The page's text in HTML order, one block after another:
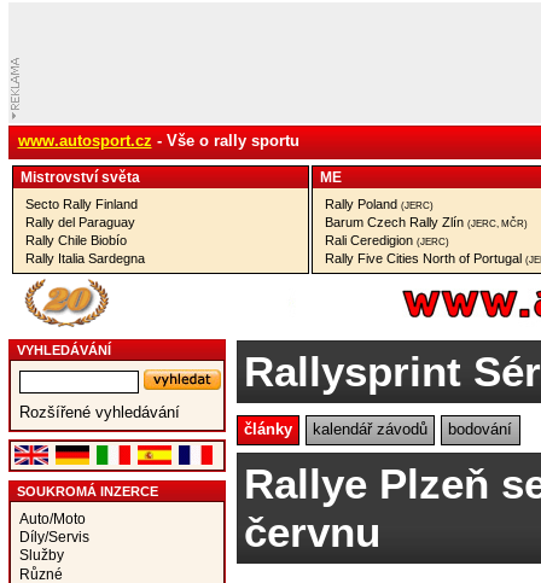
www.autosport.cz - Vše o rally sportu
Mistrovství­ světa
Secto Rally Finland
Rally del Paraguay
Rally Chile Biobío
Rally Italia Sardegna
ME
Rally Poland (JERC)
Barum Czech Rally Zlín (JERC, MČR)
Rali Ceredigion (JERC)
Rally Five Cities North of Portugal
VYHLEDÁVÁNÍ
Rozšířené vyhledávání
SOUKROMÁ INZERCE
Auto/Moto
Díly/Servis
Služby
Různé
Rallysprint
články kalendář závodů bodování
Rallye Plzeň
červnu